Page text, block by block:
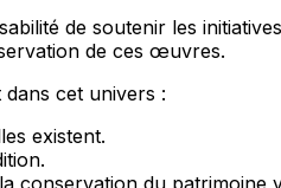
de soutenir les
de ces œuvres.
cet univers :
existent.